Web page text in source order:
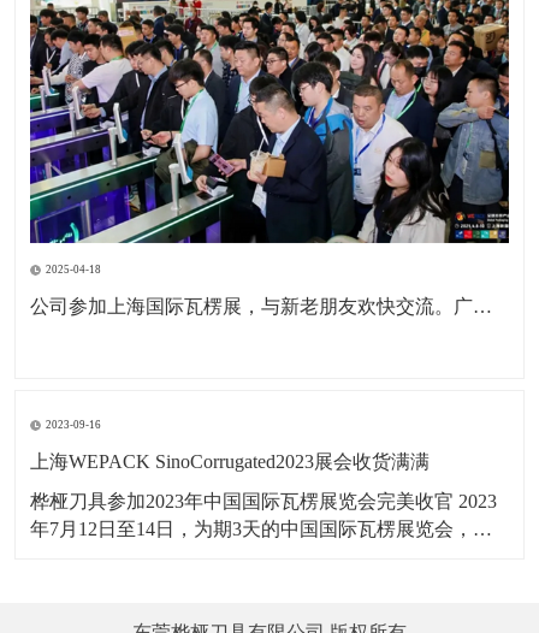
2025-04-18
公司参加上海国际瓦楞展，与新老朋友欢快交流。广东包协纸委会领导亲临现场参观。本次展会为公司深耕国内市场，拓展海外市场，更前进了一步。
2023-09-16
上海WEPACK SinoCorrugated2023展会收货满满
桦桠刀具参加2023年中国国际瓦楞展览会完美收官 2023
年7月12日至14日，为期3天的中国国际瓦楞展览会，在